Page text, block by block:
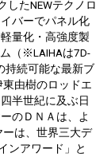
したNEWテクノロ
バーでパネル化
量化・高強度製
（※LAIHAは7D-
持続可能な最新ブ
由樹のロッドエ
半世紀に及ぶ日
のＤＮＡは、よ
ーは、世界三大デ
ンアワード」と